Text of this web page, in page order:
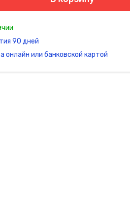
90 дней
онлайн или банковской картой